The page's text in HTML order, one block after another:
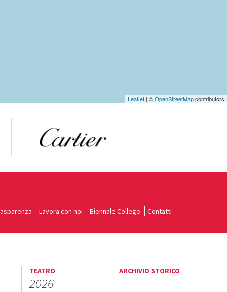
Leaflet | ©OpenStreetMapcontributors
Lavora con noi Biennale College Contatti
TEATRO
2026
ARCHIVIO STORICO